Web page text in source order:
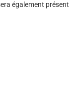
également